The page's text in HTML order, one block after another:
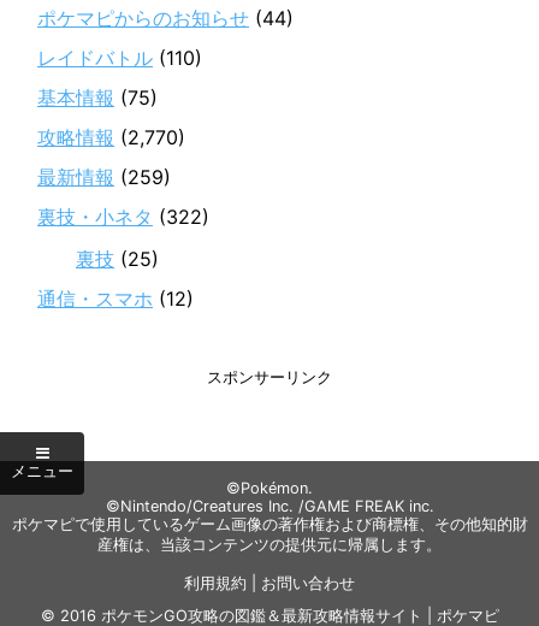
ポケマピからのお知らせ (44)
レイドバトル (110)
基本情報 (75)
攻略情報 (2,770)
最新情報 (259)
裏技・小ネタ (322)
裏技 (25)
通信・スマホ (12)
スポンサーリンク
©Pokémon.
©Nintendo/Creatures Inc. /GAME FREAK inc.
ポケマピで使用しているゲーム画像の著作権および商標権、その他知的財
産権は、当該コンテンツの提供元に帰属します。
利用規約
お問い合わせ
© 2016 ポケモンGO攻略の図鑑＆最新攻略情報サイト | ポケマピ